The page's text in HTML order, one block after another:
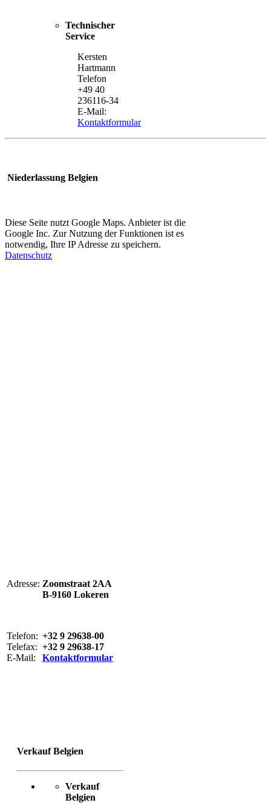
Technischer
Service
Kersten
Hartmann
Telefon
+49 40
236116-34
E-Mail:
Kontaktformular
Niederlassung Belgien
Diese Seite nutzt Google Maps. Anbieter ist die
Google Inc. Zur Nutzung der Funktionen ist es
notwendig, Ihre IP Adresse zu speichern.
Datenschutz
Adresse:
Telefon:
Telefax:
E-Mail:
Zoomstraat 2AA
B-9160 Lokeren
+32 9 29638-00
+32 9 29638-17
Kontaktformular
Verkauf Belgien
Verkauf
Belgien